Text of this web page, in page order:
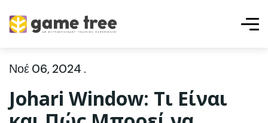
Νοέ 06, 2024 .
Johari Window: Τι Είναι